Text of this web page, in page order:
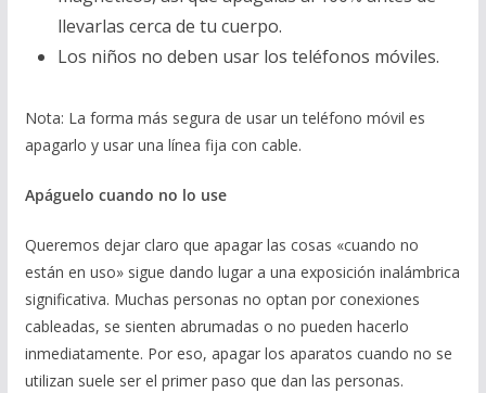
llevarlas cerca de tu cuerpo.
Los niños no deben usar los teléfonos móviles.
Nota: La forma más segura de usar un teléfono móvil es
apagarlo y usar una línea fija con cable.
Apáguelo cuando no lo use
Queremos dejar claro que apagar las cosas «cuando no
están en uso» sigue dando lugar a una exposición inalámbrica
significativa. Muchas personas no optan por conexiones
cableadas, se sienten abrumadas o no pueden hacerlo
inmediatamente. Por eso, apagar los aparatos cuando no se
utilizan suele ser el primer paso que dan las personas.